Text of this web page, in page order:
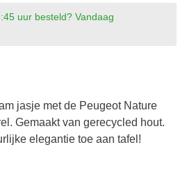
uur besteld? Vandaag
jasje met de Peugeot Nature
Gemaakt van gerecycled hout.
elegantie toe aan tafel!